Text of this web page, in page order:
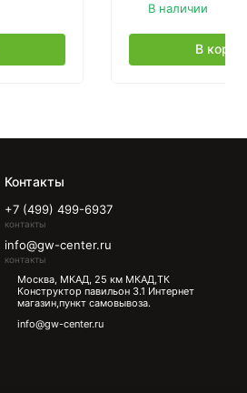
В наличии
В
Контакты
+7 (499) 499-6937
контакты
info@gw-center.ru
контакты
Москва, МКАД, 25 км МКАД,ТК
Конструктор павильон З.1 Интернет
магазин,пункт самовывоза.
info@gw-center.ru